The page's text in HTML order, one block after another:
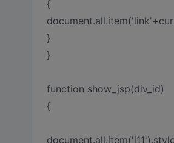
{
}
}
function show_jsp(div_id)
{